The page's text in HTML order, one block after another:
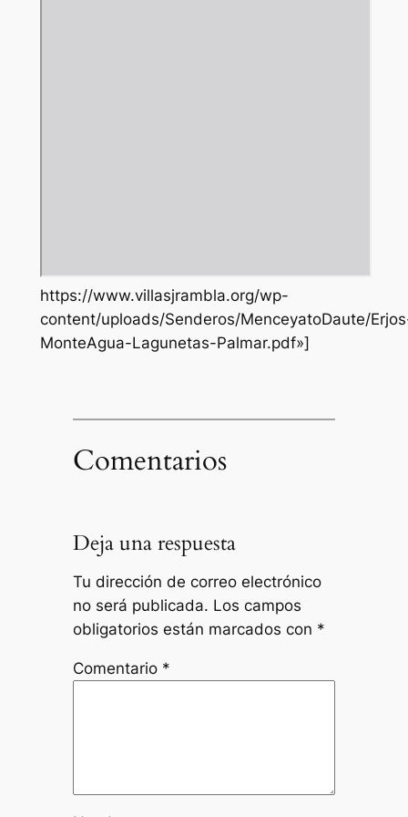
https://www.villasjrambla.org/wp-
content/uploads/Senderos/MenceyatoDaute/
MonteAgua-Lagunetas-Palmar.pdf»]
Comentarios
Deja una respuesta
Tu dirección de correo electrónico
no será publicada. Los campos
obligatorios están marcados con *
Comentario *